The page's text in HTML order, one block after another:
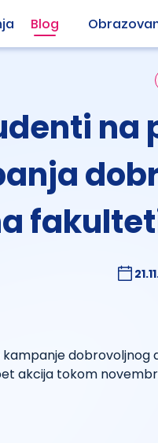
Blog
na
kampanje
akcija tokom